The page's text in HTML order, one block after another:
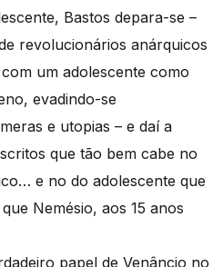
Bastos depara-se –
revolucionários anárquicos
um adolescente como
evadindo-se
e utopias – e daí a
que tão bem cabe no
e no do adolescente que
Nemésio, aos 15 anos
papel de Venâncio no